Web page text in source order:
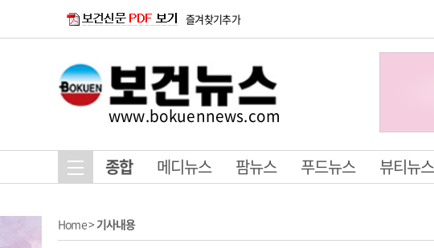
즐겨찾기추가
www.bokuennews.com
종합 메디뉴스 팜뉴스 푸드뉴스 뷰티뉴스
Home>기사내용